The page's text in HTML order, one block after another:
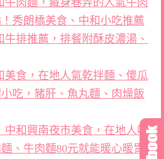
秀朗橋美食、中和小吃推薦
排推薦，排餐附酥皮濃湯、
美食，在地人氣乾拌麵、傻瓜
吃，豬肝、魚丸麵、肉燥飯
中和興南夜市美食，在地人吃
、牛肉麵80元就能暖心暖胃